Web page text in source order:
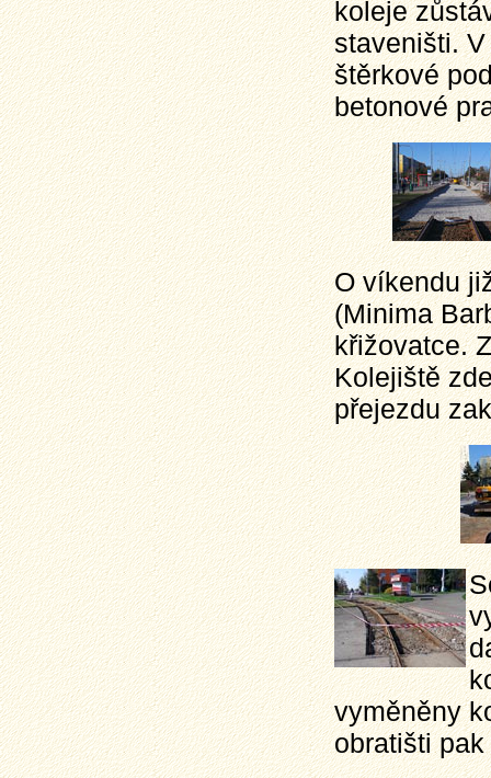
koleje
staveništi.
štěrkové
betonové
O víkendu
(Minima
křižovatce.
Kolejiště
přejezdu
vyměněny
obratišti